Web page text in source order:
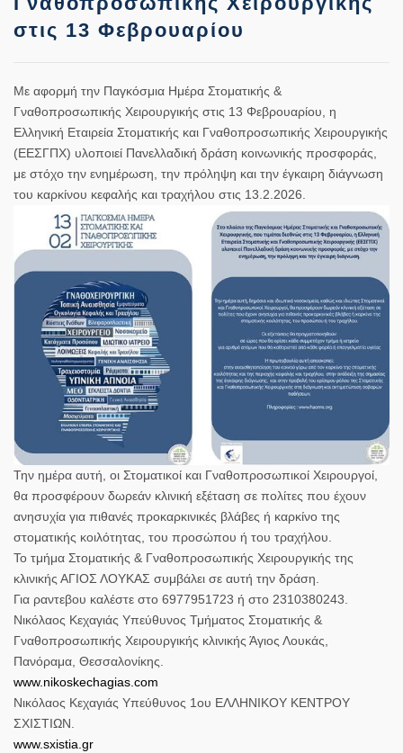
στις 13 Φεβρουαρίου
Με αφορμή την Παγκόσμια Ημέρα Στοματικής &
Γναθοπροσωπικής Χειρουργικής στις 13 Φεβρουαρίου, η
Ελληνική Εταιρεία Στοματικής και Γναθοπροσωπικής Χειρουργικής
(ΕΕΣΓΠΧ) υλοποιεί Πανελλαδική δράση κοινωνικής προσφοράς,
με στόχο την ενημέρωση, την πρόληψη και την έγκαιρη διάγνωση
του καρκίνου κεφαλής και τραχήλου στις 13.2.2026.
Την ημέρα αυτή, οι Στοματικοί και Γναθοπροσωπικοί Χειρουργοί,
θα προσφέρουν δωρεάν κλινική εξέταση σε πολίτες που έχουν
ανησυχία για πιθανές προκαρκινικές βλάβες ή καρκίνο της
στοματικής κοιλότητας, του προσώπου ή του τραχήλου.
Το τμήμα Στοματικής & Γναθοπροσωπικής Χειρουργικής της
κλινικής ΑΓΙΟΣ ΛΟΥΚΑΣ συμβάλει σε αυτή την δράση.
Για ραντεβου καλέστε στο 6977951723 ή στο 2310380243.
Νικόλαος Κεχαγιάς Υπεύθυνος Τμήματος Στοματικής &
Γναθοπροσωπικής Χειρουργικής κλινικής Άγιος Λουκάς,
Πανόραμα, Θεσσαλονίκης.
www.nikoskechagias.com
Νικόλαος Κεχαγιάς Υπεύθυνος 1ου ΕΛΛΗΝΙΚΟΥ ΚΕΝΤΡΟΥ
ΣΧΙΣΤΙΩΝ.
www.sxistia.gr